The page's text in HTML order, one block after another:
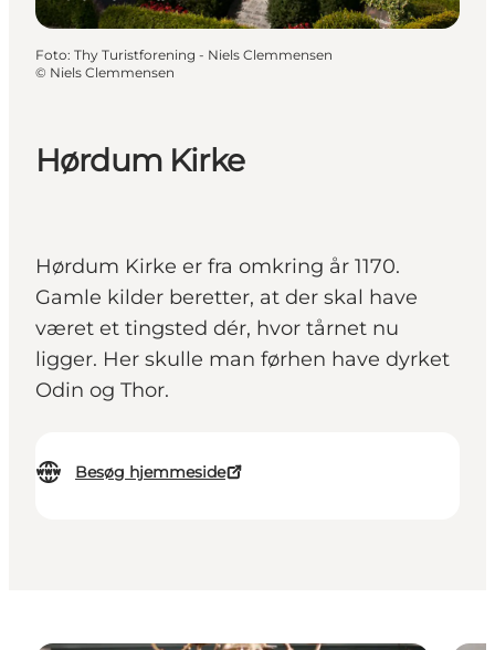
Hørdum Kirke
Hørdum Kirke er fra omkring år 1170.
Gamle kilder beretter, at der skal have
været et tingsted dér, hvor tårnet nu
ligger. Her skulle man førhen have dyrket
Odin og Thor.
Besøg hjemmeside
Foto: Thy Turistforening - Niels Clemmensen
© Niels Clemmensen